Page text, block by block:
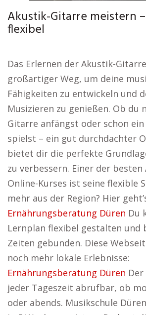
Akustik-Gitarre meistern
flexibel
Das Erlernen der Akustik-
großartiger Weg, um deine
Fähigkeiten zu entwickeln und
Musizieren zu genießen. Ob du
Gitarre anfängst oder schon
spielst – ein gut durchdachter
bietet dir die perfekte
zu verbessern. Einer der besten
Online-Kurses ist seine flexible
mehr aus der Region? Hier
Ernährungsberatung Düren Du
Lernplan flexibel gestalten und
Zeiten gebunden. Diese
noch mehr lokale Erlebnisse:
Ernährungsberatung Düren
jeder Tageszeit abrufbar, ob
oder abends. Musikschule